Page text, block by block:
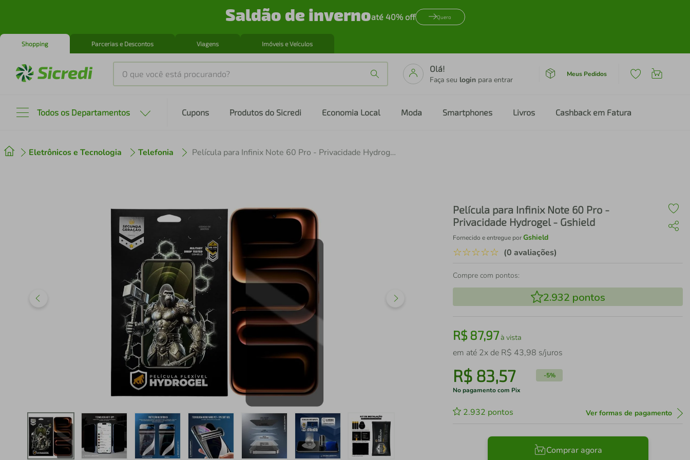
Saldão de invernoaté 40% off Quero
Shopping Parcerias e Descontos Viagens Imóveis e Veículos
O que você está procurando?
Olá!
Faça seu login para entrar
Meus Pedidos
Todos os Departamentos Cupons Produtos do Sicredi Economia Local Moda Smartphones Livros Cashback em Fatura
Eletrônicos e Tecnologia Telefonia Película para Infinix Note 60 Pro - Privacidade Hydrogel - Gshield
Película para Infinix Note 60 Pro -
Privacidade Hydrogel - Gshield
Fornecido e entregue porGshield
☆☆☆☆☆ (0 avaliações)
Compre com pontos:
2.932 pontos
R$87,97à vista
em até 2x de R$ 43,98 s/juros
R$ 83,57 -5%
No pagamento com Pix
2.932 pontos Ver formas de pagamento
Comprar agora
2º cafeteira
air fryer
iphone